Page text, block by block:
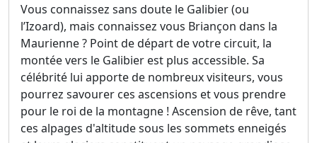
Vous connaissez sans doute le Galibier (ou
l’Izoard), mais connaissez vous Briançon dans la
Maurienne ? Point de départ de votre circuit, la
montée vers le Galibier est plus accessible. Sa
célébrité lui apporte de nombreux visiteurs, vous
pourrez savourer ces ascensions et vous prendre
pour le roi de la montagne ! Ascension de rêve, tant
ces alpages d'altitude sous les sommets enneigés